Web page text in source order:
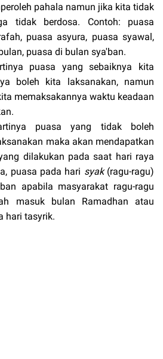
pahala namun jika kita tidak
tidak berdosa. Contoh: puasa
puasa asyura, puasa syawal,
puasa di bulan sya'ban.
puasa yang sebaiknya kita
boleh kita laksanakan, namun
memaksakannya waktu keadaan
puasa yang tidak boleh
maka akan mendapatkan
dilakukan pada saat hari raya
puasa pada hari syak(ragu-ragu)
apabila masyarakat ragu-ragu
masuk bulan Ramadhan atau
hari tasyrik.